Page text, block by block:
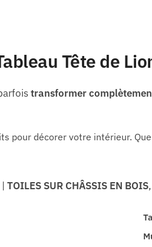
Tête de
transformer
pour décorer votre intérieur.
|TOILES SUR CHÂSSIS EN BOIS